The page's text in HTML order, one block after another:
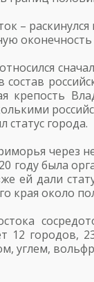
–
крепость
статус города.
через
году была
ей дали
края около
12 городов,
углем,